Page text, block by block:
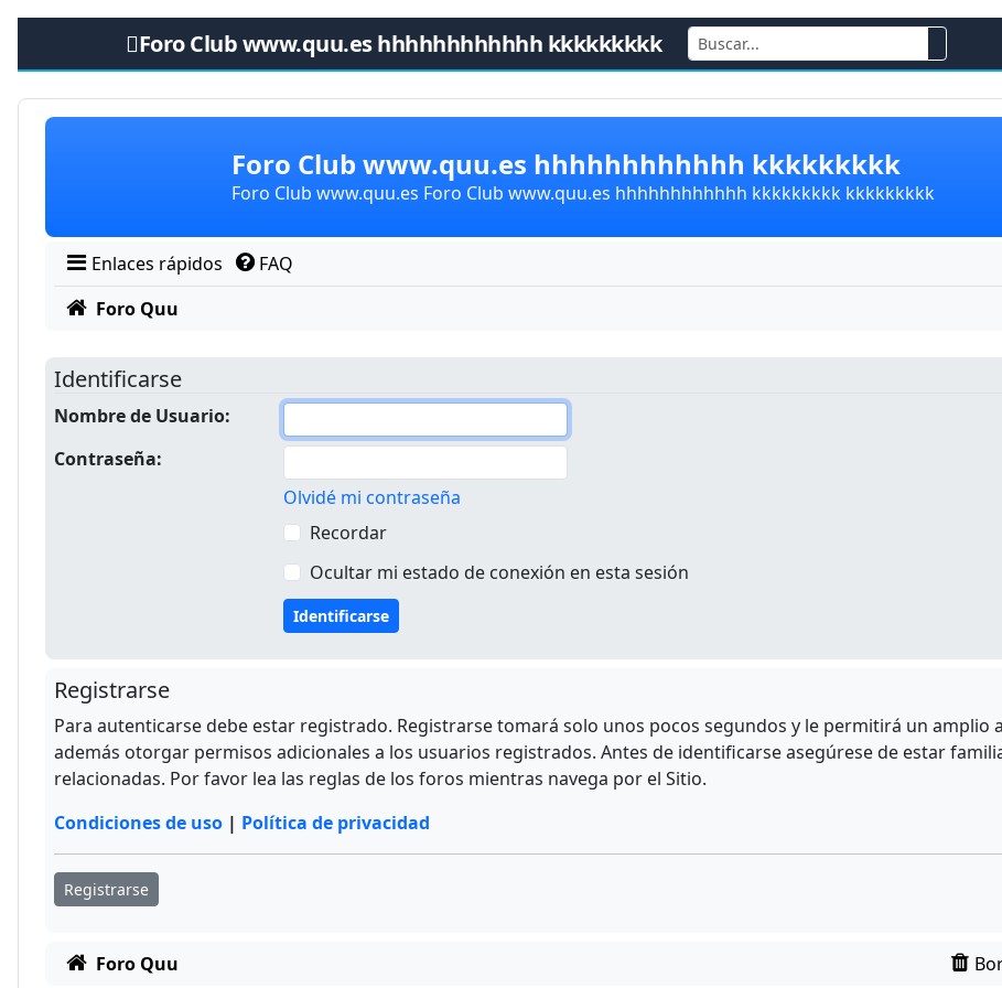
Foro Club www.quu.es hhhhhhhhhhhh kkkkkkkkk
Obviar
Foro Club www.quu.es hhhhhhhhhhhh kkkkkkkkk
Foro Club www.quu.es Foro Club www.quu.es hhhhhhhhhhhh kkkkkkkkk kkkkkkkkk
Enlaces rápidos FAQ
Foro Quu
Identificarse
Nombre de Usuario:
Contraseña:
Olvidé mi contraseña
Recordar
Ocultar mi estado de conexión en esta sesión
Registrarse
Para autenticarse debe estar registrado. Registrarse tomará solo unos pocos segundos y le permitirá un amplio
además otorgar permisos adicionales a los usuarios registrados. Antes de identificarse asegúrese de estar
relacionadas. Por favor lea las reglas de los foros mientras navega por el Sitio.
Condiciones de uso | Política de privacidad
Registrarse
Foro Quu